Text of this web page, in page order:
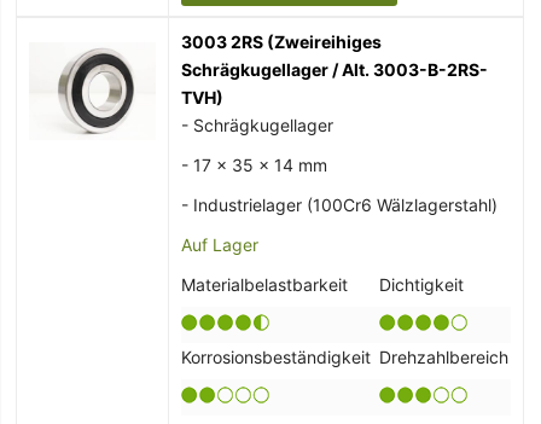
3003 2RS (Zweireihiges
Schrägkugellager / Alt. 3003-B-2RS-
TVH)
- Schrägkugellager
- 17 x 35 x 14 mm
- Industrielager (100Cr6 Wälzlagerstahl)
Auf Lager
Materialbelastbarkeit
Dichtigkeit
Korrosionsbeständigkeit Drehzahlbereich